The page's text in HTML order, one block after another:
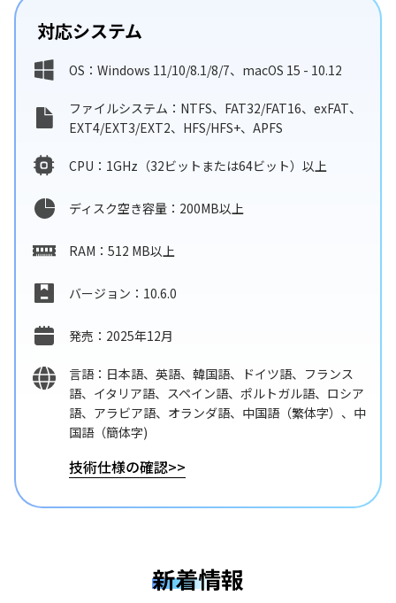
対応システム
OS：Windows 11/10/8.1/8/7、macOS 15 - 10.12
ファイルシステム：NTFS、FAT32/FAT16、exFAT、
EXT4/EXT3/EXT2、HFS/HFS+、APFS
CPU：1GHz（32ビットまたは64ビット）以上
ディスク空き容量：200MB以上
RAM：512 MB以上
バージョン：10.6.0
発売：2025年12月
言語：日本語、英語、韓国語、ドイツ語、フランス
語、イタリア語、スペイン語、ポルトガル語、ロシア
語、アラビア語、オランダ語、中国語（繁体字）、中
国語（簡体字)
技術仕様の確認>>
新着情報